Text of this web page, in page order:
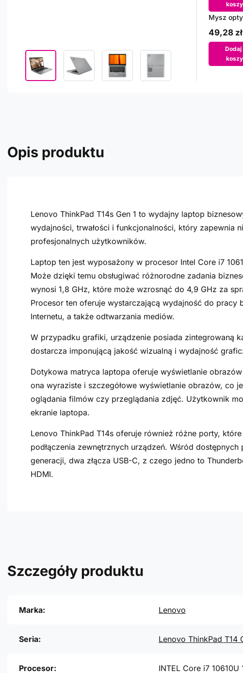
Mysz
49,28 zł
Dodaj
Opis produktu
Lenovo ThinkPad T14s Gen 1 to wydajny laptop
wydajności, trwałości i funkcjonalności, który zapewnia
profesjonalnych użytkowników.
Laptop ten jest wyposażony w procesor Intel Core i7
Może dzięki temu obsługiwać różnorodne zadania
wynosi 1,8 GHz, które może wzrosnąć do 4,9 GHz za
Procesor ten oferuje wystarczającą wydajność do pracy
Internetu, a także odtwarzania mediów.
W przypadku grafiki, urządzenie posiada zintegrowaną
dostarcza imponującą jakość wizualną i wydajność
Dotykowa matryca laptopa oferuje wyświetlanie
ona wyraziste i szczegółowe wyświetlanie obrazów, co
oglądania filmów czy przeglądania zdjęć. Użytkownik
ekranie laptopa.
Lenovo ThinkPad T14s oferuje również różne porty,
podłączenia zewnętrznych urządzeń. Wśród
generacji, dwa złącza USB-C, z czego jedno to
HDMI.
Szczegóły produktu
Marka: Lenovo
Seria: Lenovo ThinkPad T14
Procesor: INTEL Core i7 10610U